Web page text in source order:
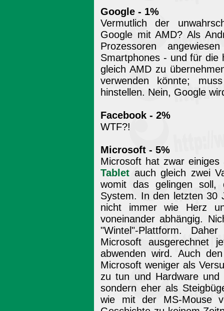
Google - 1%
Vermutlich der
Google mit AMD? Als
Prozessoren
Smartphones - und für die
gleich AMD zu
verwenden könnte;
hinstellen. Nein, Google
Facebook - 2%
WTF?!
Microsoft - 5%
Microsoft hat zwar
Tablet auch gleich zwei
womit das gelingen soll,
System. In den letzten 30
nicht immer wie Herz
voneinander abhängig.
"Wintel"-Plattform.
Microsoft ausgerechnet
abwenden wird. Auch
Microsoft weniger als
zu tun und Hardware und
sondern eher als
wie mit der MS-Mouse